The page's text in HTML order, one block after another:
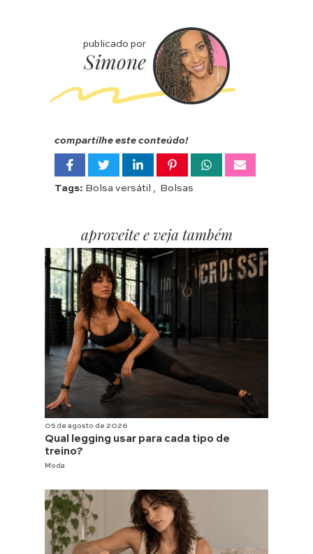
compartilhe este conteúdo!
Tags: Bolsa versátil , Bolsas
publicado por
Simone
aproveite e veja também
05 de agosto de 2026
Qual legging usar para cada tipo de
treino?
Moda